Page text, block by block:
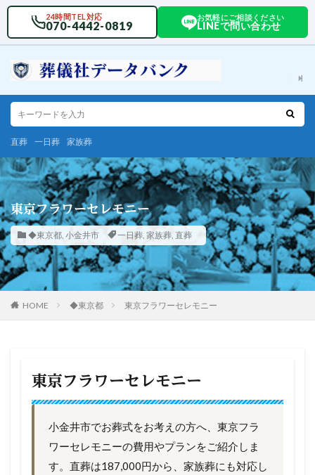
24時間TEL対応
070-4442-0819
お気軽にご相談ください
LINEで問い合わせ
直葬 一日葬 家族葬
東京フラワーセレモニー
◆東京都, 小金井市 一日葬, 家族葬, 直葬
HOME ◆東京都 東京フラワーセレモニー
東京フラワーセレモニー
小金井市でお葬式をお考えの方へ、東京フラ
ワーセレモニーの費用やプランをご紹介しま
す。直葬は187,000円から、家族葬にも対応し